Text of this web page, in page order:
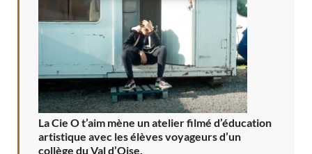
La Cie O t’aim mène un atelier filmé d’éducation
artistique avec les élèves voyageurs d’un
collège du Val d’Oise.